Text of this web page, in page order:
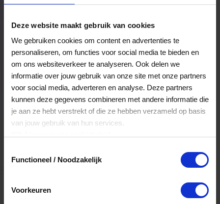
Deze website maakt gebruik van cookies
We gebruiken cookies om content en advertenties te
personaliseren, om functies voor social media te bieden en
om ons websiteverkeer te analyseren. Ook delen we
informatie over jouw gebruik van onze site met onze partners
voor social media, adverteren en analyse. Deze partners
kunnen deze gegevens combineren met andere informatie die
je aan ze hebt verstrekt of die ze hebben verzameld op basis
van jouw gebruik van hun services.
Functioneel / Noodzakelijk
Voorkeuren
Nog veel meer...
Maak account aan